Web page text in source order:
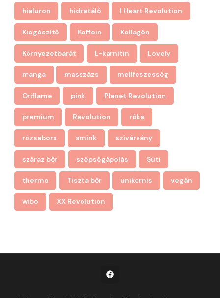
hialuron hidratáló I Heart Revolution
Kiegészítő Koffein Kollagén
Környezetbarát L-karnitin Lovely
manga masszázs mellfeszesség
Oriflame pink Planet Revolution
premium Revolution róka
rózsabors smink szivárvány
száraz bőr szépségápolás Süti
thermo Tiszta bőr unikornis vegán
wibo XX Revolution